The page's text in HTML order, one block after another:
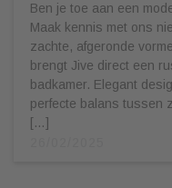
Ben je toe aan een
Maak kennis met ons
zachte, afgeronde
brengt Jive direct een
badkamer. Elegant
perfecte balans tussen
[…]